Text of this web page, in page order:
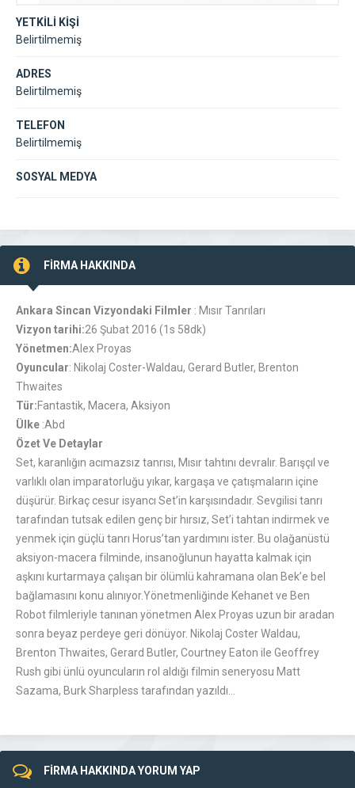
YETKİLİ KİŞİ
Belirtilmemiş
ADRES
Belirtilmemiş
TELEFON
Belirtilmemiş
SOSYAL MEDYA
FİRMA HAKKINDA
Ankara Sincan Vizyondaki Filmler : Mısır Tanrıları
Vizyon tarihi:26 Şubat 2016 (1s 58dk)
Yönetmen:Alex Proyas
Oyuncular: Nikolaj Coster-Waldau, Gerard Butler, Brenton
Thwaites
Tür:Fantastik, Macera, Aksiyon
Ülke :Abd
Özet Ve Detaylar
Set, karanlığın acımazsız tanrısı, Mısır tahtını devralır. Barışçıl ve
varlıklı olan imparatorluğu yıkar, kargaşa ve çatışmaların içine
düşürür. Birkaç cesur isyancı Set’in karşısındadır. Sevgilisi tanrı
tarafından tutsak edilen genç bir hırsız, Set’i tahtan indirmek ve
yenmek için güçlü tanrı Horus’tan yardımını ister. Bu olağanüstü
aksiyon-macera filminde, insanoğlunun hayatta kalmak için
aşkını kurtarmaya çalışan bir ölümlü kahramana olan Bek’e bel
bağlamasını konu alınıyor.Yönetmenliğinde Kehanet ve Ben
Robot filmleriyle tanınan yönetmen Alex Proyas uzun bir aradan
sonra beyaz perdeye geri dönüyor. Nikolaj Coster Waldau,
Brenton Thwaites, Gerard Butler, Courtney Eaton ile Geoffrey
Rush gibi ünlü oyuncuların rol aldığı filmin seneryosu Matt
Sazama, Burk Sharpless tarafından yazıldı…
FİRMA HAKKINDA YORUM YAP